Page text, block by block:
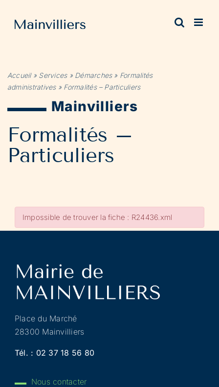
contenu
Accueil» Services» Démarches» Formalités
administratives» Formalités – Particuliers
Mainvilliers
Formalités –
Particuliers
Impossible de trouver la fiche : R24436.xml
Place du Marché
28300 Mainvilliers
Tél. : 02 37 18 56 80
Nous contacter